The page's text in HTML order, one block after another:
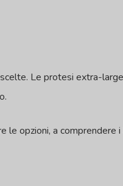
Le protesi extra-
le opzioni, a comprendere